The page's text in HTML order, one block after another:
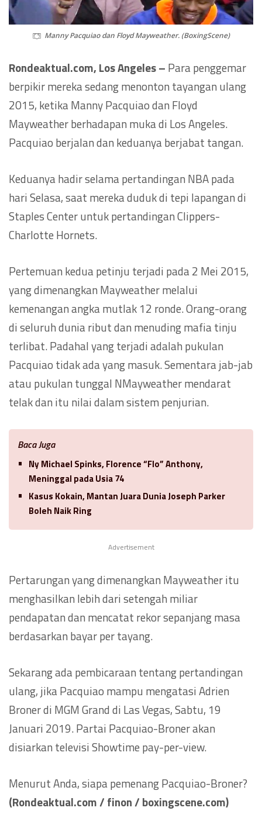
Manny Pacquiao dan Floyd Mayweather. (BoxingScene)
Rondeaktual.com, Los Angeles – Para penggemar
berpikir mereka sedang menonton tayangan ulang
2015, ketika Manny Pacquiao dan Floyd
Mayweather berhadapan muka di Los Angeles.
Pacquiao berjalan dan keduanya berjabat tangan.
Keduanya hadir selama pertandingan NBA pada
hari Selasa, saat mereka duduk di tepi lapangan di
Staples Center untuk pertandingan Clippers-
Charlotte Hornets.
Pertemuan kedua petinju terjadi pada 2 Mei 2015,
yang dimenangkan Mayweather melalui
kemenangan angka mutlak 12 ronde. Orang-orang
di seluruh dunia ribut dan menuding mafia tinju
terlibat. Padahal yang terjadi adalah pukulan
Pacquiao tidak ada yang masuk. Sementara jab-jab
atau pukulan tunggal NMayweather mendarat
telak dan itu nilai dalam sistem penjurian.
Baca Juga
Ny Michael Spinks, Florence “Flo” Anthony,
Meninggal pada Usia 74
Kasus Kokain, Mantan Juara Dunia Joseph Parker
Boleh Naik Ring
Advertisement
Pertarungan yang dimenangkan Mayweather itu
menghasilkan lebih dari setengah miliar
pendapatan dan mencatat rekor sepanjang masa
berdasarkan bayar per tayang.
Sekarang ada pembicaraan tentang pertandingan
ulang, jika Pacquiao mampu mengatasi Adrien
Broner di MGM Grand di Las Vegas, Sabtu, 19
Januari 2019. Partai Pacquiao-Broner akan
disiarkan televisi Showtime pay-per-view.
Menurut Anda, siapa pemenang Pacquiao-Broner?
(Rondeaktual.com / finon / boxingscene.com)